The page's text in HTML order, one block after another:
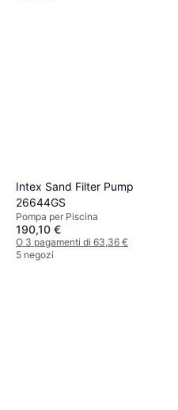
Intex Sand Filter Pump
26644GS
Pompa per Piscina
190,10 €
O 3 pagamenti di 63,36 €
5 negozi